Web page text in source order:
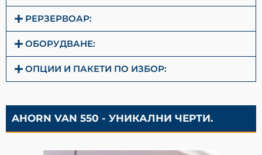
РЕРЗЕРВОАР:
ОБОРУДВАНЕ:
ОПЦИИ И ПАКЕТИ ПО ИЗБОР:
AHORN VAN 550 - УНИКАЛНИ ЧЕРТИ.